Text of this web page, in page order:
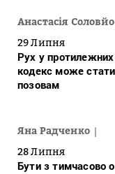
Анастасія
29 Липня
Рух у
кодекс може
позовам
Яна Радченко
28 Липня
Бути з тимчасово